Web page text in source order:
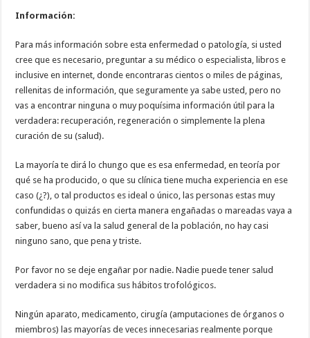
Información:
Para más información sobre esta enfermedad o patología, si usted
cree que es necesario, preguntar a su médico o especialista, libros e
inclusive en internet, donde encontraras cientos o miles de páginas,
rellenitas de información, que seguramente ya sabe usted, pero no
vas a encontrar ninguna o muy poquísima información útil para la
verdadera: recuperación, regeneración o simplemente la plena
curación de su (salud).
La mayoría te dirá lo chungo que es esa enfermedad, en teoría por
qué se ha producido, o que su clínica tiene mucha experiencia en ese
caso (¿?), o tal productos es ideal o único, las personas estas muy
confundidas o quizás en cierta manera engañadas o mareadas vaya a
saber, bueno así va la salud general de la población, no hay casi
ninguno sano, que pena y triste.
Por favor no se deje engañar por nadie. Nadie puede tener salud
verdadera si no modifica sus hábitos trofológicos.
Ningún aparato, medicamento, cirugía (amputaciones de órganos o
miembros) las mayorías de veces innecesarias realmente porque